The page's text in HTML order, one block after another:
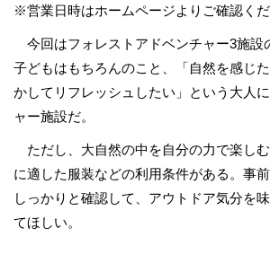
※営業日時はホームページよりご確認く
今回はフォレストアドベンチャー3施設
子どもはもちろんのこと、「自然を感じ
かしてリフレッシュしたい」という大人
ャー施設だ。
ただし、大自然の中を自分の力で楽し
に適した服装などの利用条件がある。事
しっかりと確認して、アウトドア気分を
てほしい。